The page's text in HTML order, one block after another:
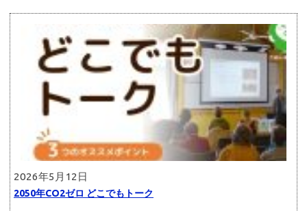
2026年5月12日
2050年CO2ゼロ どこでもトーク